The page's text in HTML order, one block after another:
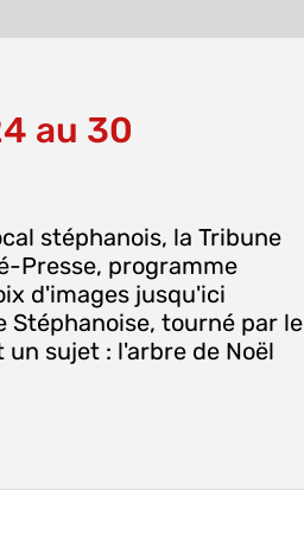
au 30
stéphanois, la Tribune
Presse, programme
d'images jusqu'ici
Stéphanoise, tourné par le
sujet : l'arbre de Noël